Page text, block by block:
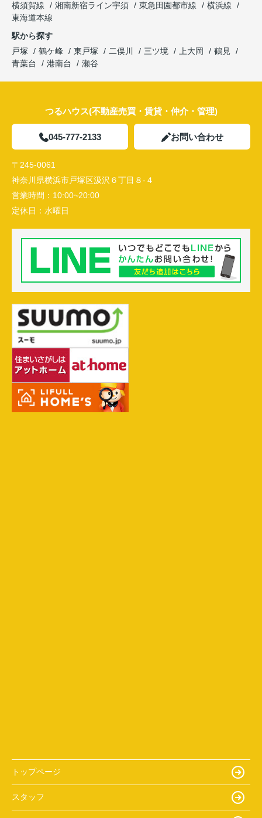
横須賀線
湘南新宿ライン宇須 東急田園都市線
横浜線
東海道本線
駅から探す
戸塚
鶴ケ峰 東戸塚 二俣川 三ツ境 上大岡
鶴見
青葉台
港南台 瀬谷
つるハウス(不動産売買・賃貸・仲介・管理)
045-777-2133 お問い合わせ
〒245-0061
神奈川県横浜市戸塚区汲沢６丁目８-４
営業時間： 10:00~20:00
定休日： 水曜日
トップページ
スタッフ